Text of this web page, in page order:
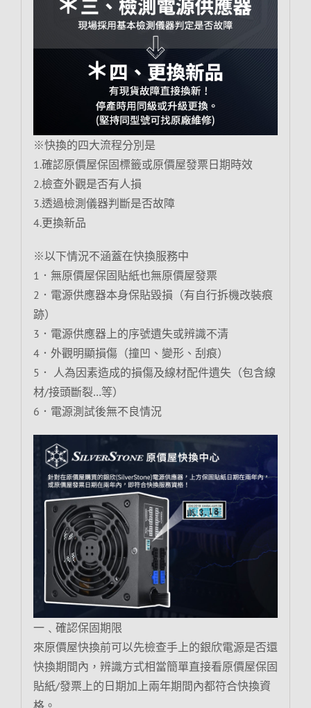
※快換的四大流程分別是
1.確認原價屋保固標籤或原價屋發票日期時效
2.檢查外觀是否有人損
3.透過檢測儀器判斷是否故障
4.更換新品
※以下情況不涵蓋在快換服務中
1．無原價屋保固貼紙也無原價屋發票
2．電源供應器本身保貼毀損（有自行拆機改裝痕
跡）
3．電源供應器上的序號遺失或辨識不清
4．外觀明顯損傷（撞凹、變形、刮痕）
5． 人為因素造成的損傷及線材配件遺失（包含線
材/接頭斷裂…等）
6．電源測試後無不良情況
一﹑確認保固期限
來原價屋快換前可以先檢查手上的銀欣電源是否還
快換期間內，辨識方式相當簡單直接看原價屋保固
貼紙/發票上的日期加上兩年期間內都符合快換資